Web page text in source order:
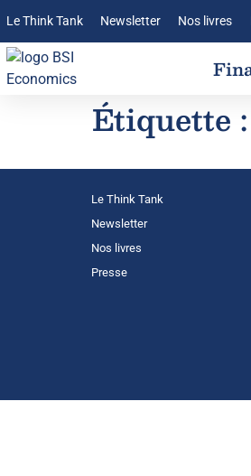
Le Think Tank Newsletter Nos livres
Étiquette :
Le Think Tank
Newsletter
Nos livres
Presse